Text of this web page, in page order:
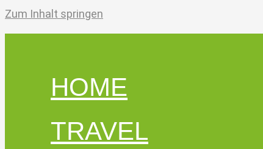
Zum Inhalt springen
HOME
TRAVEL